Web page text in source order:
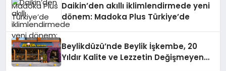
Daikin’den akıllı iklimlendirmede yeni
dönem: Madoka Plus Türkiye’de
Beylikdüzü’nde Beylik İşkembe, 20
Yıldır Kalite ve Lezzetin Değişmeyen